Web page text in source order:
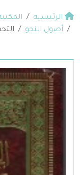
الرئيسية
أصول النحو